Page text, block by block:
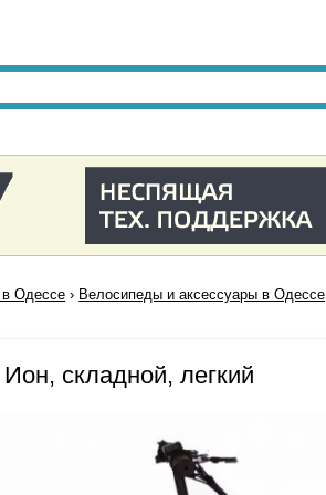
Одессе › Велосипеды и аксессуары в Одессе
складной, легкий